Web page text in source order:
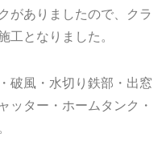
がありましたので、クラ
工となりました。
破風・水切り鉄部・出窓
ッター・ホームタンク・